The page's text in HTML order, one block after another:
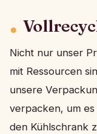
Nicht nur unser
mit Ressourcen
unsere
verpacken, um
den Kühlschrank